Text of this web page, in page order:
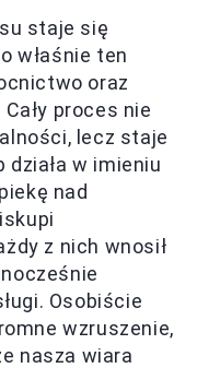
staje się
właśnie ten
oraz
proces nie
lecz staje
w imieniu
nad
z nich wnosił
Osobiście
wzruszenie,
nasza wiara